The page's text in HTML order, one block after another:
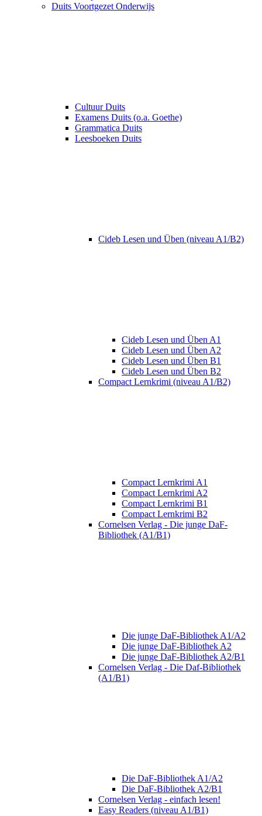
Duits Voortgezet Onderwijs
Cultuur Duits
Examens Duits (o.a. Goethe)
Grammatica Duits
Leesboeken Duits
Cideb Lesen und Üben (niveau A1/B2)
Cideb Lesen und Üben A1
Cideb Lesen und Üben A2
Cideb Lesen und Üben B1
Cideb Lesen und Üben B2
Compact Lernkrimi (niveau A1/B2)
Compact Lernkrimi A1
Compact Lernkrimi A2
Compact Lernkrimi B1
Compact Lernkrimi B2
Cornelsen Verlag - Die junge DaF-
Bibliothek (A1/B1)
Die junge DaF-Bibliothek A1/A2
Die junge DaF-Bibliothek A2
Die junge DaF-Bibliothek A2/B1
Cornelsen Verlag - Die Daf-Bibliothek
(A1/B1)
Die DaF-Bibliothek A1/A2
Die DaF-Bibliothek A2/B1
Cornelsen Verlag - einfach lesen!
Easy Readers (niveau A1/B1)